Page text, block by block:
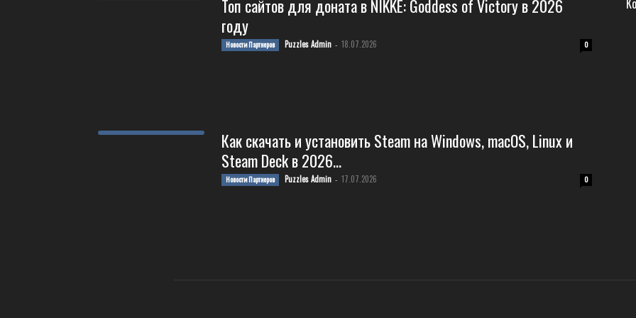
Топ сайтов для доната в NIKKE: Goddess of Victory в 2026
году
Новости Партнеров Puzzles Admin - 18.07.2026 0
Как скачать и установить Steam на Windows, macOS, Linux и
Steam Deck в 2026...
Новости Партнеров Puzzles Admin - 17.07.2026 0